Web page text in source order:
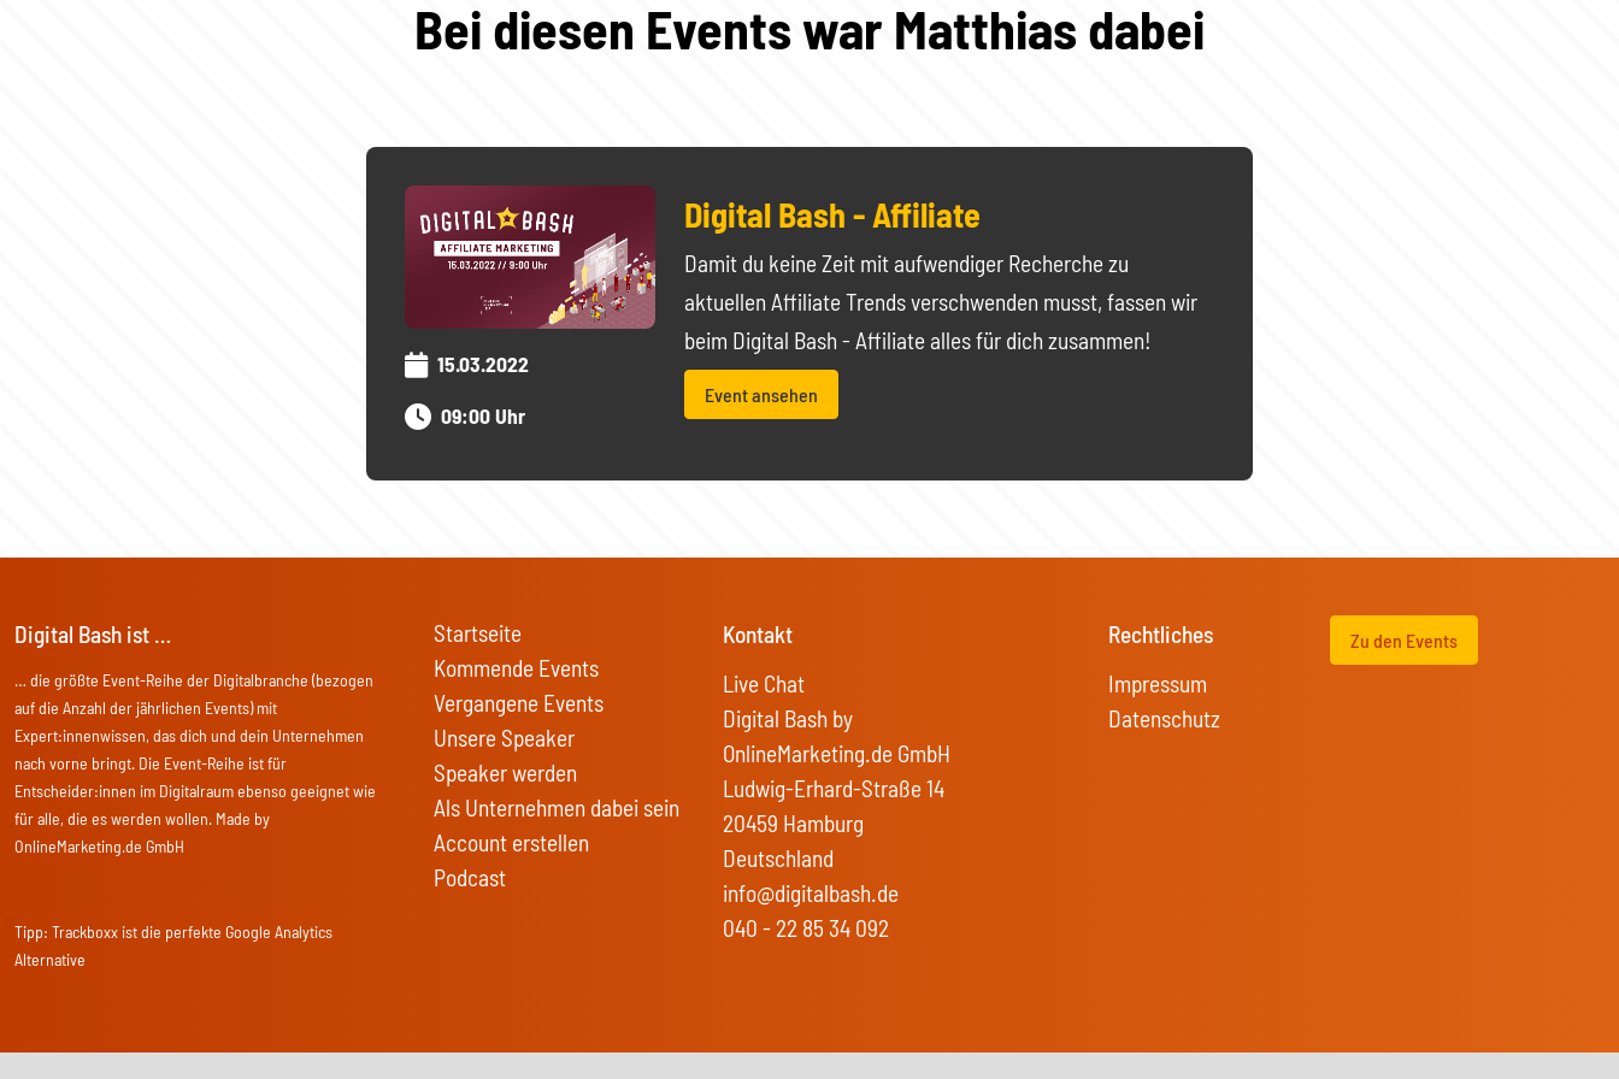
Bei diesen Events war Matthias dabei
15.03.2022
09:00 Uhr
Digital Bash - Affiliate
Damit du keine Zeit mit aufwendiger Recherche zu
aktuellen Affiliate Trends verschwenden musst, fassen wir
beim Digital Bash - Affiliate alles für dich zusammen!
Event ansehen
Digital Bash ist …
… die größte Event-Reihe der Digitalbranche (bezogen
auf die Anzahl der jährlichen Events) mit
Expert:innenwissen, das dich und dein Unternehmen
nach vorne bringt. Die Event-Reihe ist für
Entscheider:innen im Digitalraum ebenso geeignet wie
für alle, die es werden wollen. Made by
OnlineMarketing.de GmbH
Tipp: Trackboxx ist die perfekte Google Analytics
Alternative
Startseite
Kommende Events
Vergangene Events
Unsere Speaker
Speaker werden
Als Unternehmen dabei sein
Account erstellen
Podcast
Kontakt
Live Chat
Digital Bash by
OnlineMarketing.de GmbH
Ludwig-Erhard-Straße 14
20459 Hamburg
Deutschland
info@digitalbash.de
040 - 22 85 34 092
Rechtliches
Impressum
Datenschutz
Zu den Events